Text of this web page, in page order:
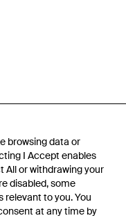
browsing data or
I Accept enables
All or withdrawing your
disabled, some
relevant to you. You
at any time by
browsing data or
I Accept enables
All or withdrawing your
disabled, some
relevant to you. You
at any time by